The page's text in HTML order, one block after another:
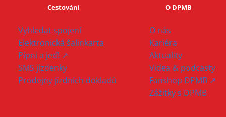
Cestování
Vyhledat spojení
Elektronická šalinkarta
Pípni a jeď! ↗
SMS jízdenky
Prodejny jízdních dokladů
O DPMB
O nás
Kariéra
Aktuality
Videa & podcasty
Fanshop DPMB ↗
Zážitky s DPMB